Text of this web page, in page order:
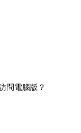
問電腦版？